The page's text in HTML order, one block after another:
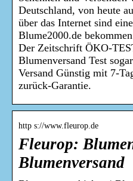
Deutschland, von heute
über das Internet sind
Blume2000.de
Der Zeitschrift ÖKO-
Blumenversand Test
Versand Günstig mit 7-
zurück-Garantie.
http s://www.fleurop.de
Fleurop:
Blumenversand